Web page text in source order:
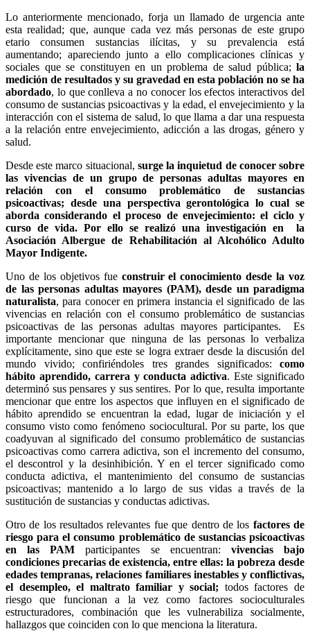
Lo anteriormente mencionado, forja un llamado de urgencia ante
esta realidad; que, aunque cada vez más personas de este grupo
etario consumen sustancias ilícitas, y su prevalencia está
aumentando; apareciendo junto a ello complicaciones clínicas y
sociales que se constituyen en un problema de salud pública; la
medición de resultados y su gravedad en esta población no se ha
abordado, lo que conlleva a no conocer los efectos interactivos del
consumo de sustancias psicoactivas y la edad, el envejecimiento y la
interacción con el sistema de salud, lo que llama a dar una respuesta
a la relación entre envejecimiento, adicción a las drogas, género y
salud.
Desde este marco situacional, surge la inquietud de conocer sobre
las vivencias de un grupo de personas adultas mayores en
relación con el consumo problemático de sustancias
psicoactivas; desde una perspectiva gerontológica lo cual se
aborda considerando el proceso de envejecimiento: el ciclo y
curso de vida. Por ello se realizó una investigación en la
Asociación Albergue de Rehabilitación al Alcohólico Adulto
Mayor Indigente.
Uno de los objetivos fue construir el conocimiento desde la voz
de las personas adultas mayores (PAM), desde un paradigma
naturalista, para conocer en primera instancia el significado de las
vivencias en relación con el consumo problemático de sustancias
psicoactivas de las personas adultas mayores participantes. Es
importante mencionar que ninguna de las personas lo verbaliza
explícitamente, sino que este se logra extraer desde la discusión del
mundo vivido; confiriéndoles tres grandes significados: como
hábito aprendido, carrera y conducta adictiva. Este significado
determinó sus pensares y sus sentires. Por lo que, resulta importante
mencionar que entre los aspectos que influyen en el significado de
hábito aprendido se encuentran la edad, lugar de iniciación y el
consumo visto como fenómeno sociocultural. Por su parte, los que
coadyuvan al significado del consumo problemático de sustancias
psicoactivas como carrera adictiva, son el incremento del consumo,
el descontrol y la desinhibición. Y en el tercer significado como
conducta adictiva, el mantenimiento del consumo de sustancias
psicoactivas; mantenido a lo largo de sus vidas a través de la
sustitución de sustancias y conductas adictivas.
Otro de los resultados relevantes fue que dentro de los factores de
riesgo para el consumo problemático de sustancias psicoactivas
en las PAM participantes se encuentran: vivencias bajo
condiciones precarias de existencia, entre ellas: la pobreza desde
edades tempranas, relaciones familiares inestables y conflictivas,
el desempleo, el maltrato familiar y social; todos factores de
riesgo que funcionan a la vez como factores socioculturales
estructuradores, combinación que les vulnerabiliza socialmente,
hallazgos que coinciden con lo que menciona la literatura.